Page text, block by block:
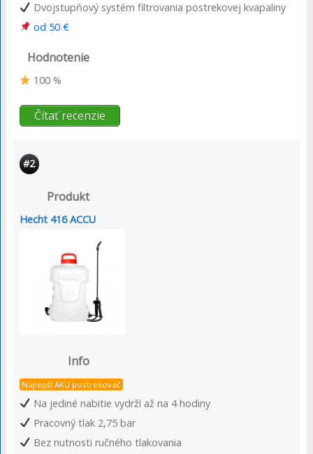
Dvojstupňový systém filtrovania postrekovej kvapaliny
od 50 €
Hodnotenie
100 %
Čítať recenzie
#2
Produkt
Hecht 416 ACCU
Info
Najlepší AKU postrekovač
Na jediné nabitie vydrží až na 4 hodiny
Pracovný tlak 2,75 bar
Bez nutnosti ručného tlakovania